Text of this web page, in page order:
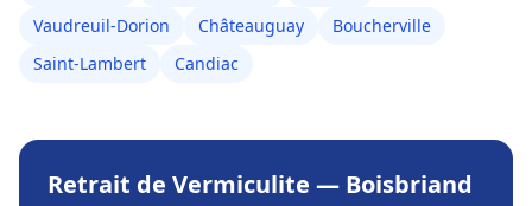
Vaudreuil-Dorion
Châteauguay
Boucherville
Saint-Lambert
Candiac
Retrait de Vermiculite — Boisbriand